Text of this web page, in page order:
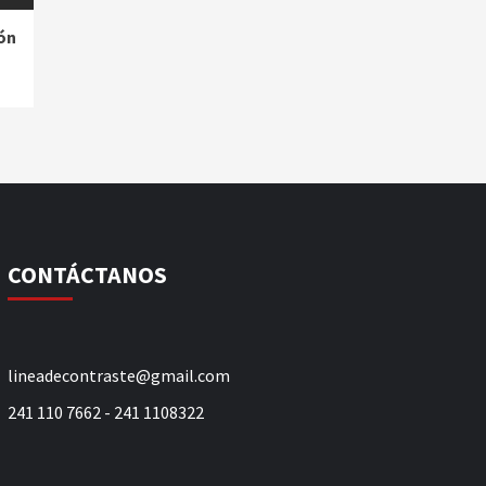
CONTÁCTANOS
lineadecontraste@gmail.com
241 110 7662 - 241 1108322